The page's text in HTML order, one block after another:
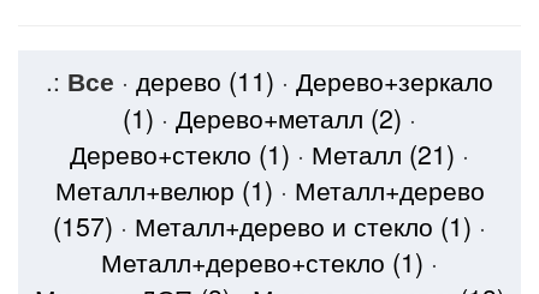
.: Все · дерево (11) · Дерево+зеркало
(1) · Дерево+металл (2) ·
Дерево+стекло (1) · Металл (21) ·
Металл+велюр (1) · Металл+дерево
(157) · Металл+дерево и стекло (1) ·
Металл+дерево+стекло (1) ·